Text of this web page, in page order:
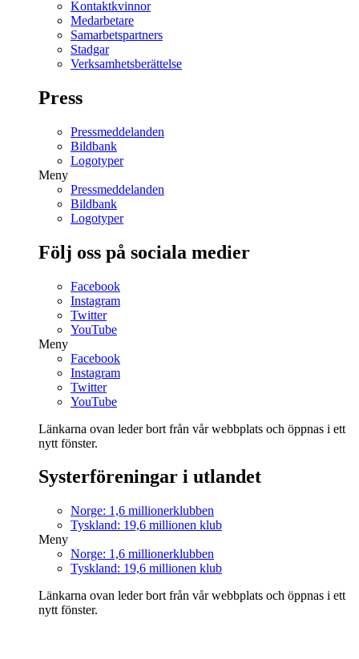
Kontaktkvinnor
Medarbetare
Samarbetspartners
Stadgar
Verksamhetsberättelse
Press
Pressmeddelanden
Bildbank
Logotyper
Meny
Pressmeddelanden
Bildbank
Logotyper
Följ oss på sociala medier
Facebook
Instagram
Twitter
YouTube
Meny
Facebook
Instagram
Twitter
YouTube
Länkarna ovan leder bort från vår webbplats och öppnas i ett
nytt fönster.
Systerföreningar i utlandet
Norge: 1,6 millionerklubben
Tyskland: 19,6 millionen klub
Meny
Norge: 1,6 millionerklubben
Tyskland: 19,6 millionen klub
Länkarna ovan leder bort från vår webbplats och öppnas i ett
nytt fönster.